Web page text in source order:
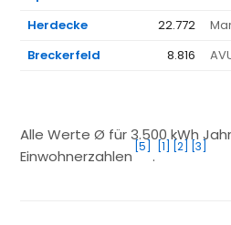
Herdecke
22.772
Breckerfeld
8.816
Alle Werte Ø für 3.500 kWh
Einwohnerzahlen
[5]
.
[1] [2] [3]